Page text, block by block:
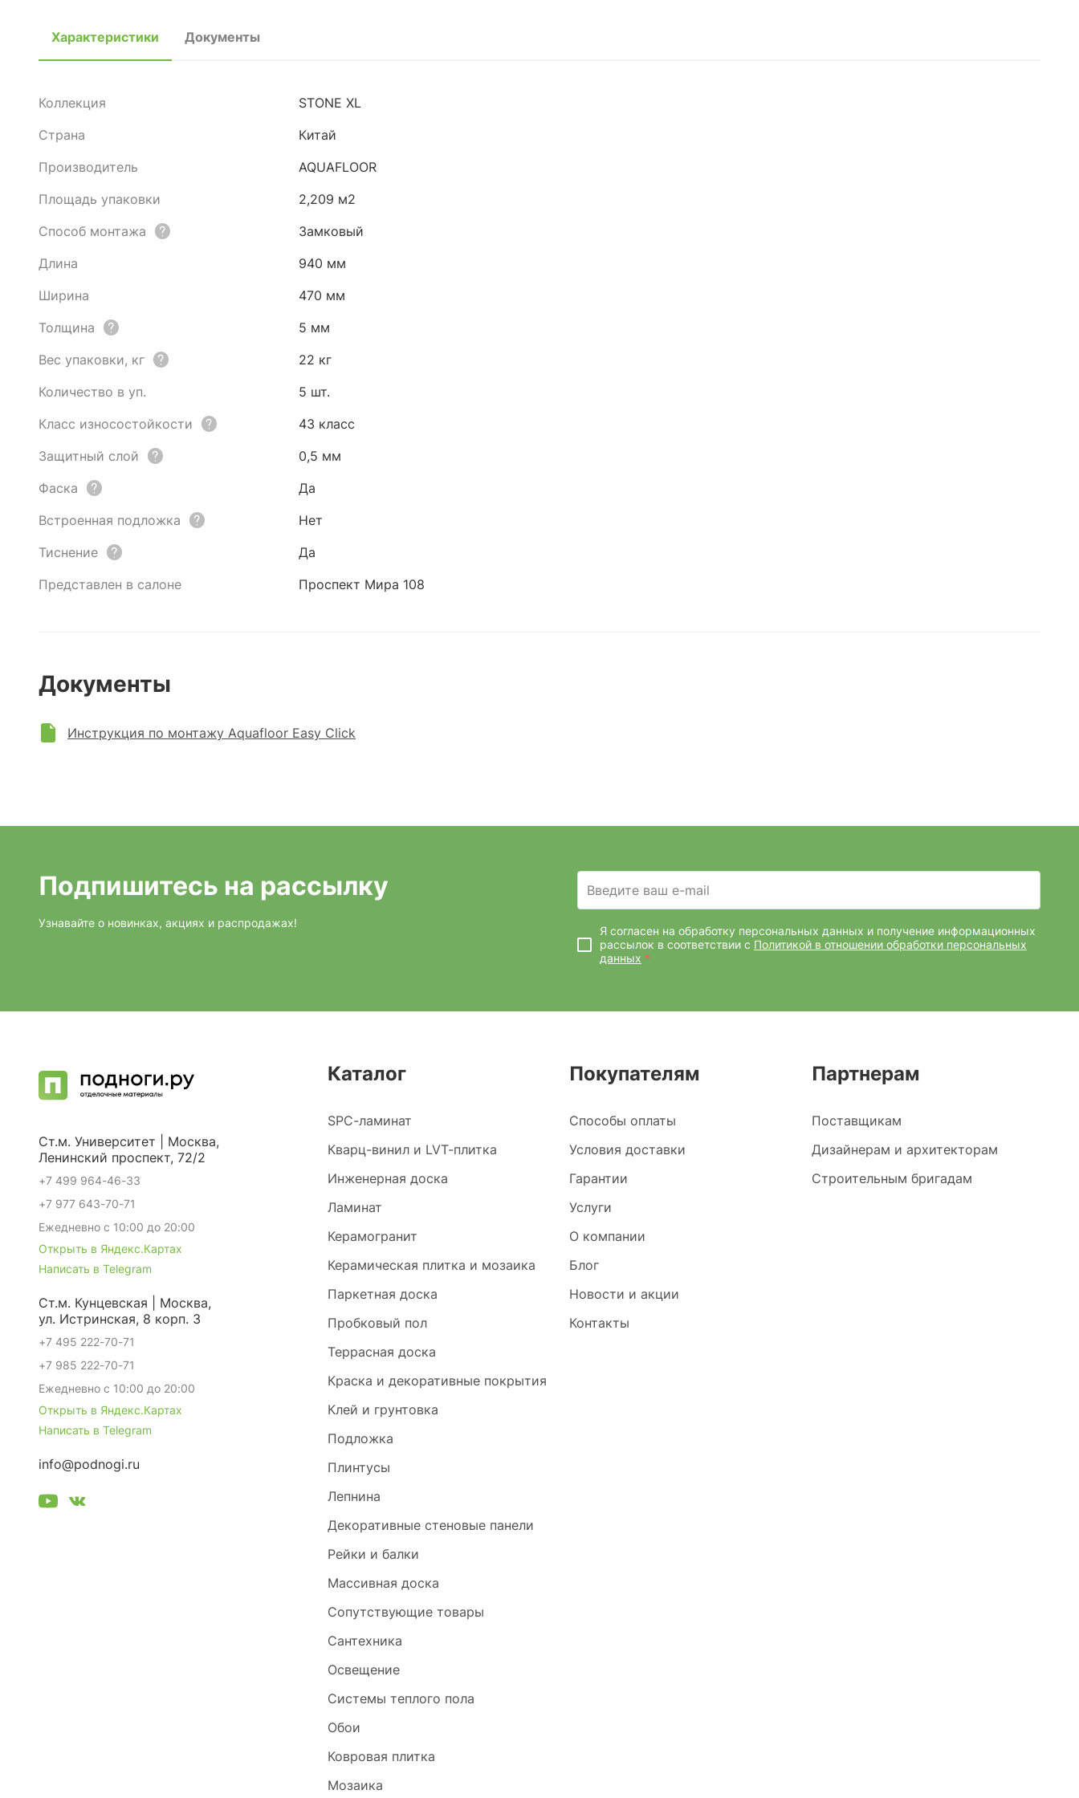
Характеристики Документы
Коллекция
STONE XL
Страна
Китай
Производитель
AQUAFLOOR
Площадь упаковки
2,209 м2
Способ монтажа
Замковый
Длина
940 мм
Ширина
470 мм
Толщина
5 мм
Вес упаковки, кг
22 кг
Количество в уп.
5 шт.
Класс износостойкости
43 класс
Защитный слой
0,5 мм
Фаска
Да
Встроенная подложка
Нет
Тиснение
Да
Представлен в салоне
Проспект Мира 108
Документы
Инструкция по монтажу Aquafloor Easy Click
Подпишитесь на рассылку
Узнавайте о новинках, акциях и распродажах!
Введите ваш e-mail
Я согласен на обработку персональных данных и получение информационных
рассылок в соответствии с Политикой в отношении обработки персональных
данных *
Каталог
SPC-ламинат
Кварц-винил и LVT-плитка
Инженерная доска
Ламинат
Керамогранит
Керамическая плитка и мозаика
Паркетная доска
Пробковый пол
Террасная доска
Краска и декоративные покрытия
Клей и грунтовка
Подложка
Плинтусы
Лепнина
Декоративные стеновые панели
Рейки и балки
Массивная доска
Сопутствующие товары
Сантехника
Освещение
Системы теплого пола
Обои
Ковровая плитка
Мозаика
Покупателям
Способы оплаты
Условия доставки
Гарантии
Услуги
О компании
Блог
Новости и акции
Контакты
Партнерам
Поставщикам
Дизайнерам и архитекторам
Строительным бригадам
Ст.м. Университет | Москва,
Ленинский проспект, 72/2
+7 499 964-46-33
+7 977 643-70-71
Ежедневно с 10:00 до 20:00
Открыть в Яндекс.Картах
Написать в Telegram
Ст.м. Кунцевская | Москва,
ул. Истринская, 8 корп. 3
+7 495 222-70-71
+7 985 222-70-71
Ежедневно с 10:00 до 20:00
Открыть в Яндекс.Картах
Написать в Telegram
info@podnogi.ru